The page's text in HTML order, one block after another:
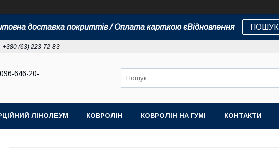
доставка покриттів / Оплата карткою єВідновлення ПОШУК
+380 (63) 223-72-83
646-20-
ЛІНОЛЕУМ КОВРОЛІН КОВРОЛІН НА ГУМІ КОНТАКТИ